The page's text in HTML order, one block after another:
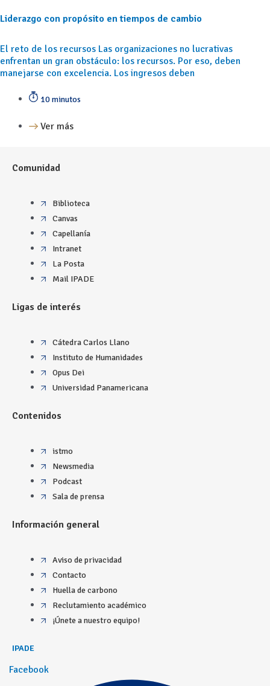
Liderazgo con propósito en tiempos de cambio
El reto de los recursos Las organizaciones no lucrativas
enfrentan un gran obstáculo: los recursos. Por eso, deben
manejarse con excelencia. Los ingresos deben
10 minutos
Ver más
Comunidad
Biblioteca
Canvas
Capellanía
Intranet
La Posta
Mail IPADE
Ligas de interés
Cátedra Carlos Llano
Instituto de Humanidades
Opus Dei
Universidad Panamericana
Contenidos
istmo
Newsmedia
Podcast
Sala de prensa
Información general
Aviso de privacidad
Contacto
Huella de carbono
Reclutamiento académico
¡Únete a nuestro equipo!
IPADE
Facebook